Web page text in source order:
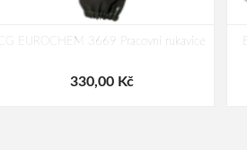
CG EUROCHEM 3669 Pracovní rukavice
330,00 Kč